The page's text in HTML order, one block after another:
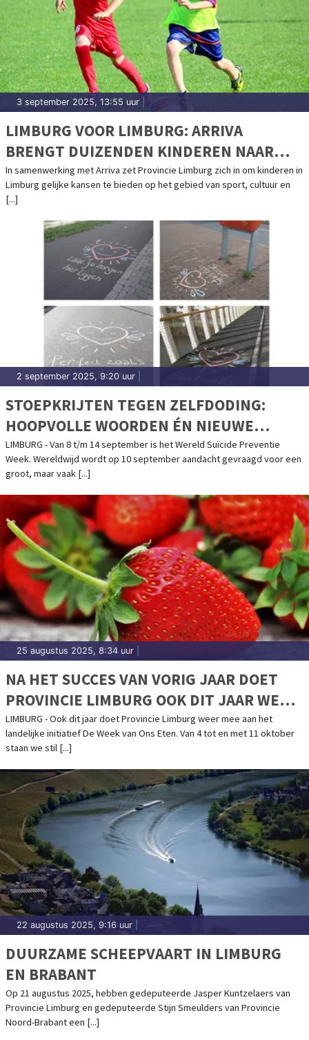
3 september 2025, 13:55 uur
LIMBURG VOOR LIMBURG: ARRIVA
BRENGT DUIZENDEN KINDEREN NAAR
SPORT EN CULTUUR
In samenwerking met Arriva zet Provincie Limburg zich in om kinderen in
Limburg gelijke kansen te bieden op het gebied van sport, cultuur en
[...]
2 september 2025, 9:20 uur
STOEPKRIJTEN TEGEN ZELFDODING:
HOOPVOLLE WOORDEN ÉN NIEUWE
CAMPAGNE IN LIMBURG
LIMBURG - Van 8 t/m 14 september is het Wereld Suïcide Preventie
Week. Wereldwijd wordt op 10 september aandacht gevraagd voor een
groot, maar vaak [...]
25 augustus 2025, 8:34 uur
NA HET SUCCES VAN VORIG JAAR DOET
PROVINCIE LIMBURG OOK DIT JAAR WEER
MEE AAN DE WEEK VAN ONS ETEN
LIMBURG - Ook dit jaar doet Provincie Limburg weer mee aan het
landelijke initiatief De Week van Ons Eten. Van 4 tot en met 11 oktober
staan we stil [...]
22 augustus 2025, 9:16 uur
DUURZAME SCHEEPVAART IN LIMBURG
EN BRABANT
Op 21 augustus 2025, hebben gedeputeerde Jasper Kuntzelaers van
Provincie Limburg en gedeputeerde Stijn Smeulders van Provincie
Noord-Brabant een [...]